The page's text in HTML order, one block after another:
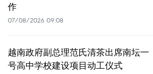
作
07/08/2026 09:08
越南政府副总理范氏清茶出席南坛一
号高中学校建设项目动工仪式